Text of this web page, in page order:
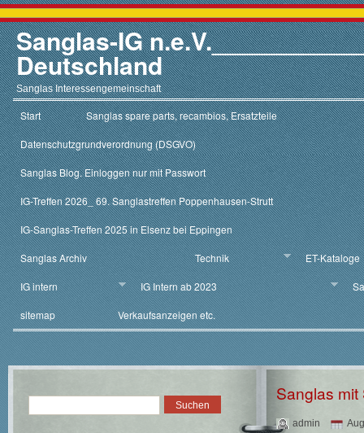
Sanglas-IG
Deutschland
Sanglas Interessengemeinschaft
Start Sanglas spare parts, recambios, Ersatzteile
Datenschutzgrundverordnung (DSGVO)
Sanglas Blog. Einloggen nur mit Passwort
IG-Treffen 2026_ 69. Sanglastreffen Poppenhausen-Strutt
IG-Sanglas-Treffen 2025 in Elsenz bei Eppingen
Sanglas Archiv Technik ET-Kataloge
IG intern IG Intern ab 2023
sitemap Verkaufsanzeigen etc.
Sanglas
admin